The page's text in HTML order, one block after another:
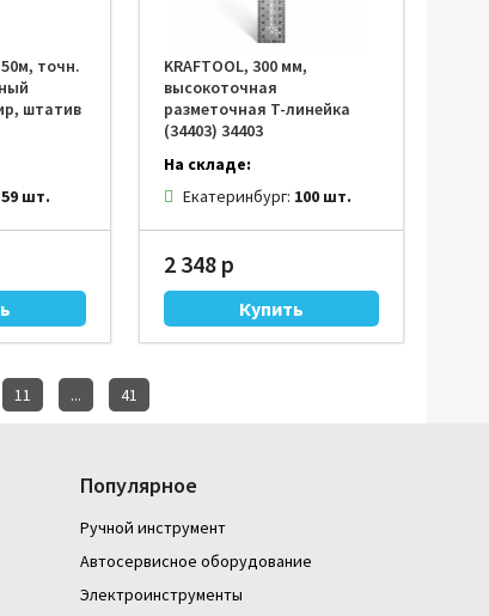
50м, точн.
штатив
59 шт.
KRAFTOOL, 300 мм,
высокоточная
разметочная T-линейка
(34403) 34403
На складе:
Екатеринбург: 100 шт.
2 348 р
11 ... 41
Популярное
Ручной инструмент
Автосервисное оборудование
Электроинструменты